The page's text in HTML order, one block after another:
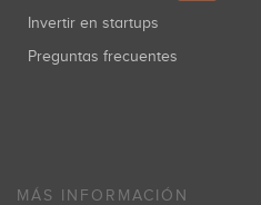
Invertir en startups
Preguntas frecuentes
MÁS INFORMACIÓN